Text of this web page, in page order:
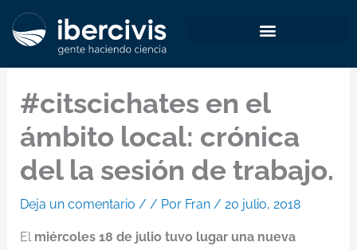
#citscichates en el
ámbito local: crónica
del la sesión de trabajo.
Deja un comentario / / Por Fran / 20 julio, 2018
El miércoles 18 de julio tuvo lugar una nueva